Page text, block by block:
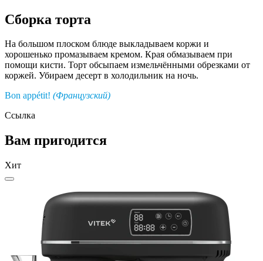
Сборка торта
На большом плоском блюде выкладываем коржи и
хорошенько промазываем кремом. Края обмазываем при
помощи кисти. Торт обсыпаем измельчёнными обрезками от
коржей. Убираем десерт в холодильник на ночь.
Bon appétit! (Французский)
Ссылка
Вам пригодится
Хит